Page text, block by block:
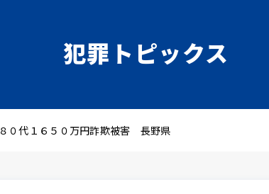
犯罪トピックス
８０代１６５０万円詐欺被害 長野県